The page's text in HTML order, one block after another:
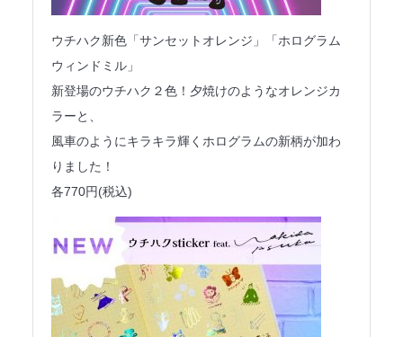
ウチハク新色「サンセットオレンジ」「ホログラム
ウィンドミル」
新登場のウチハク２色！夕焼けのようなオレンジカ
ラーと、
風車のようにキラキラ輝くホログラムの新柄が加わ
りました！
各770円(税込)